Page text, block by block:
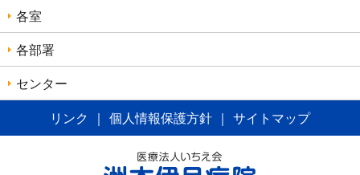
各室
各部署
センター
リンク
｜ 個人情報保護方針 ｜ サイトマップ